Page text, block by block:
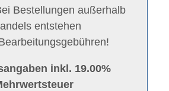
Bestellungen außerhalb
entstehen
inkl. 19.00%